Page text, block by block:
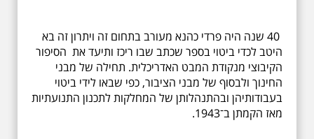
40 שנה היה פרדי כהנא מעורב בתחום זה ויתרון זה בא
היטב לכדי ביטוי בספר שכתב שבו ריכז ותיעד את הסיפור
הקיבוצי מנקודת המבט האדריכלית. תחילה של מבני
החינוך ולבסוף של מבני הציבור, כפי שבאו לידי ביטוי
בעבודותיהן ובהתנהלותן של המחלקות לתכנון התנועתיות
מאז הקמתן ב־1943.